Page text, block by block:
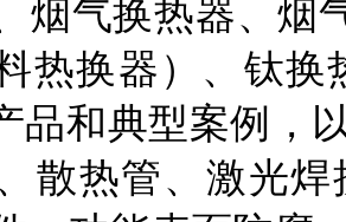
烟气换热器、烟
热换器）、钛换
品和典型案例，
散热管、激光